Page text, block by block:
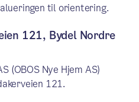
til orientering.
121, Bydel Nordre
(OBOS Nye Hjem AS)
121.